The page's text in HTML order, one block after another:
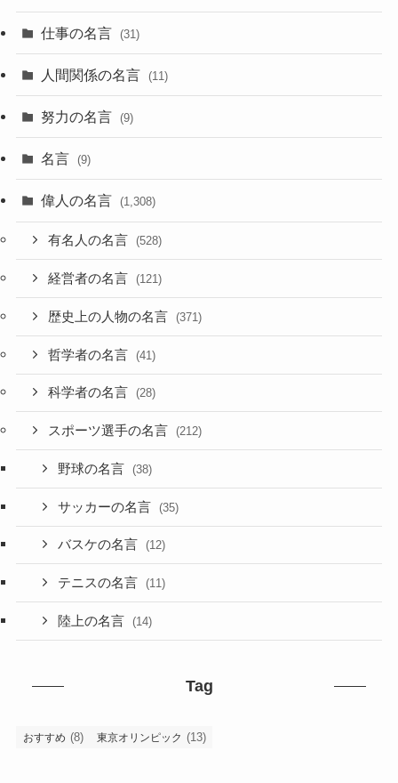
仕事の名言 (31)
人間関係の名言 (11)
努力の名言 (9)
名言 (9)
偉人の名言 (1,308)
有名人の名言 (528)
経営者の名言 (121)
歴史上の人物の名言 (371)
哲学者の名言 (41)
科学者の名言 (28)
スポーツ選手の名言 (212)
野球の名言 (38)
サッカーの名言 (35)
バスケの名言 (12)
テニスの名言 (11)
陸上の名言 (14)
Tag
おすすめ (8) 東京オリンピック (13)